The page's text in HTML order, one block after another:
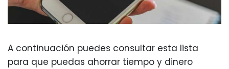
A continuación puedes consultar esta lista
para que puedas ahorrar tiempo y dinero